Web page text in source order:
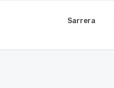
Sarrera